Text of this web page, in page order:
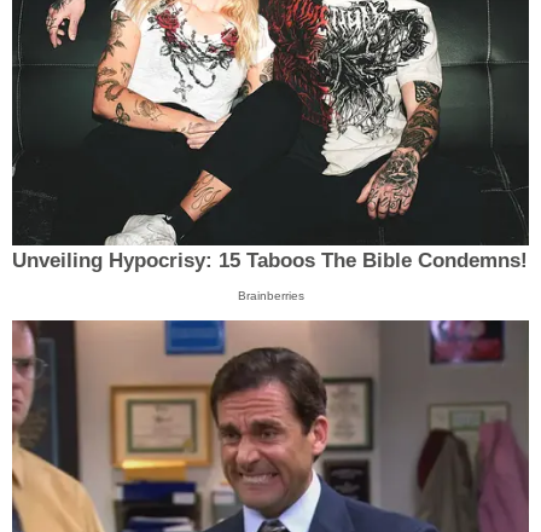
Unveiling Hypocrisy: 15 Taboos The Bible Condemns!
Brainberries